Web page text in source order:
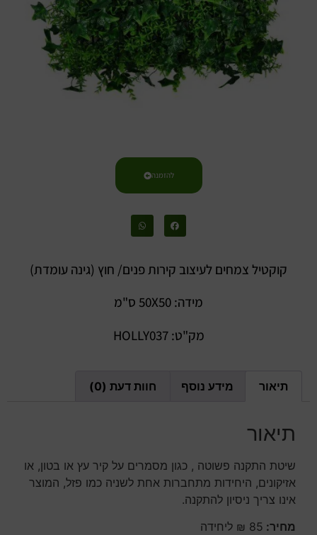
להזמנה
קוקטיל צמחים לעיצוב קירות פנים/ חוץ (גינה עומדת)
מידה: 50X50 ס"מ
מק"ט: HOLLY037
תיאור מידע נוסף חוות דעת (0)
תיאור
שיטת התקנה פשוטה , כגון מסמרים על קיר עץ או בטון, או
אזיקונים, היחידות מתחברות אחת לשניה כמו פזל, המוצר
אינו צריך ניסיון להתקנה.
מחיר: 85 ₪ ליחידה